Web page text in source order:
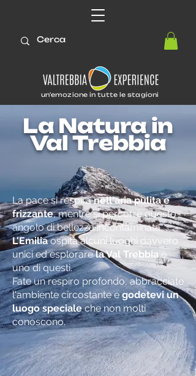
un'emozione in tutte le stagioni
La Natura in
Val Trebbia
La pace si respiranell'aria pulita e
frizzante, mentre si percorre questo
angolo di bellezza incontaminata.
L'Emiliaospita alcuni luoghi davvero
unici ed esplorarela Val Trebbia è
uno di questi.
Fate un respiro profondo, abbracciate
l'ambiente circostante egodetevi un
luogo specialeche non molti
conoscono.